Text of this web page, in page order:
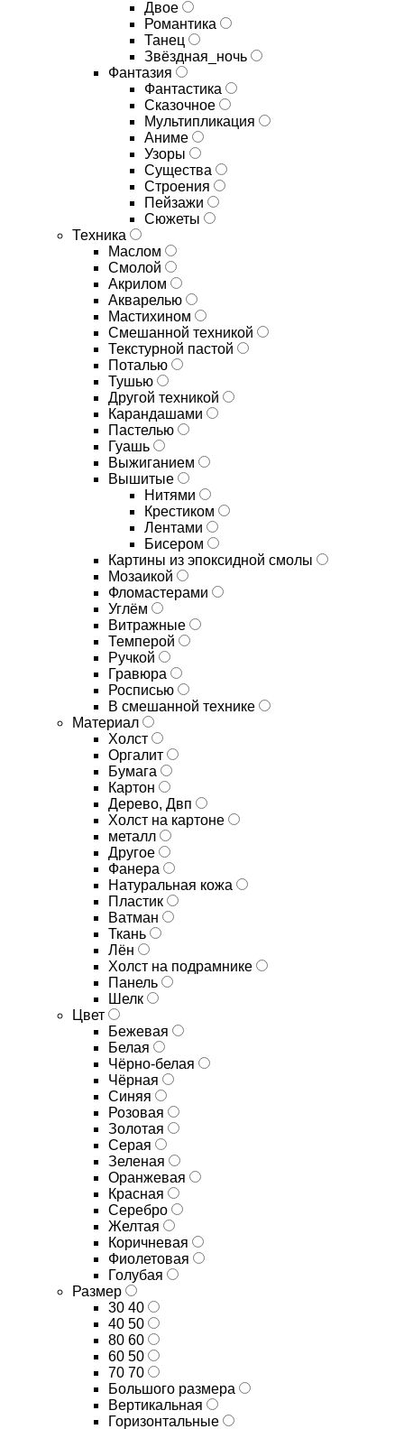
Двое
Романтика
Танец
Звёздная_ночь
Фантазия
Фантастика
Сказочное
Мультипликация
Аниме
Узоры
Существа
Строения
Пейзажи
Сюжеты
Техника
Маслом
Смолой
Акрилом
Акварелью
Мастихином
Смешанной техникой
Текстурной пастой
Поталью
Тушью
Другой техникой
Карандашами
Пастелью
Гуашь
Выжиганием
Вышитые
Нитями
Крестиком
Лентами
Бисером
Картины из эпоксидной смолы
Мозаикой
Фломастерами
Углём
Витражные
Темперой
Ручкой
Гравюра
Росписью
В смешанной технике
Материал
Холст
Оргалит
Бумага
Картон
Дерево, Двп
Холст на картоне
металл
Другое
Фанера
Натуральная кожа
Пластик
Ватман
Ткань
Лён
Холст на подрамнике
Панель
Шелк
Цвет
Бежевая
Белая
Чёрно-белая
Чёрная
Синяя
Розовая
Золотая
Серая
Зеленая
Оранжевая
Красная
Серебро
Желтая
Коричневая
Фиолетовая
Голубая
Размер
30 40
40 50
80 60
60 50
70 70
Большого размера
Вертикальная
Горизонтальные